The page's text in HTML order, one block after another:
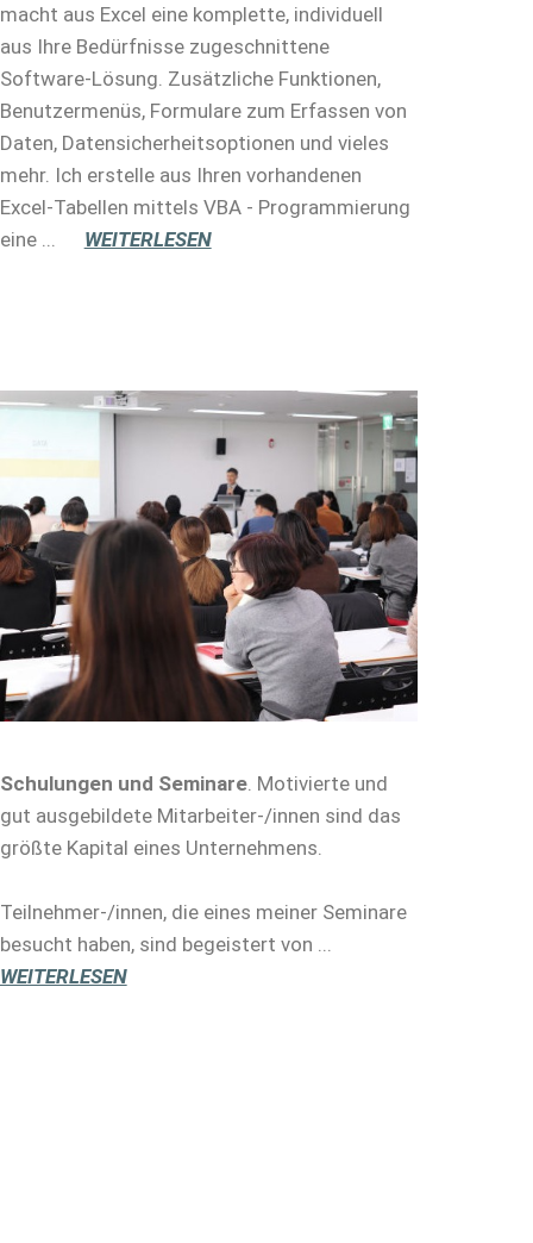
macht aus Excel eine komplette, individuell
aus Ihre Bedürfnisse zugeschnittene
Software-Lösung. Zusätzliche Funktionen,
Benutzermenüs, Formulare zum Erfassen von
Daten, Datensicherheitsoptionen und vieles
mehr. Ich erstelle aus Ihren vorhandenen
Excel-Tabellen mittels VBA - Programmierung
eine ... WEITERLESEN
Schulungen und Seminare. Motivierte und
gut ausgebildete Mitarbeiter-/innen sind das
größte Kapital eines Unternehmens.
Teilnehmer-/innen, die eines meiner Seminare
besucht haben, sind begeistert von ...
WEITERLESEN